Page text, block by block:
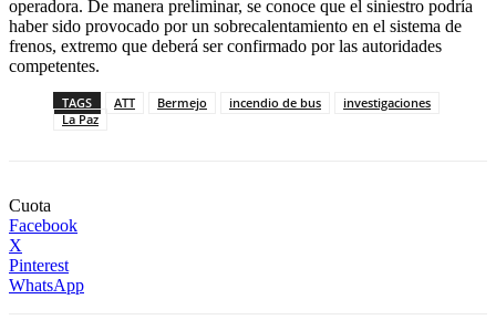
operadora. De manera preliminar, se conoce que el siniestro podría
haber sido provocado por un sobrecalentamiento en el sistema de
frenos, extremo que deberá ser confirmado por las autoridades
competentes.
TAGS ATT Bermejo incendio de bus
investigaciones
La Paz
Cuota
Facebook
X
Pinterest
WhatsApp